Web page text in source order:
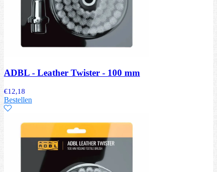
ADBL - Leather Twister - 100 mm
€12,18
Bestellen